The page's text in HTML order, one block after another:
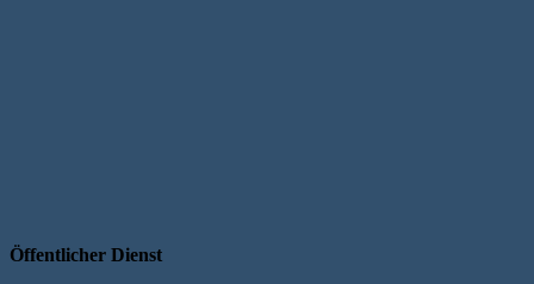
Öffentlicher Dienst